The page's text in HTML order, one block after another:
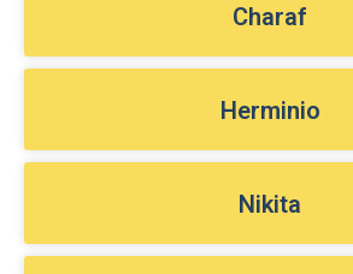
Charaf
Herminio
Nikita